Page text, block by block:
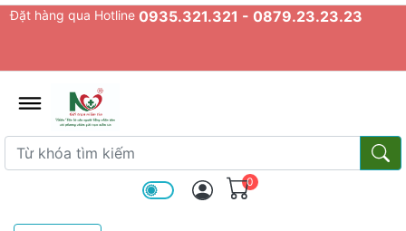
Đặt hàng qua Hotline 0935.321.321 - 0879.23.23.23
Từ khóa tìm kiếm
Từ
0